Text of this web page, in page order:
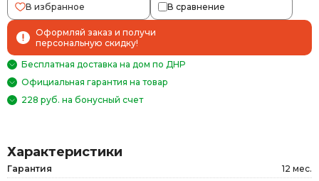
В избранное В сравнение
Оформляй заказ и получи
персональную скидку!
Бесплатная доставка на дом по ДНР
Официальная гарантия на товар
228 руб. на бонусный счет
Характеристики
Гарантия 12 мес.